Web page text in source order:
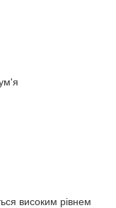
високим рівнем